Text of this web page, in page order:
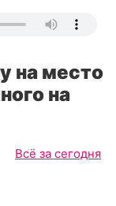
на место
на
Всё за сегодня